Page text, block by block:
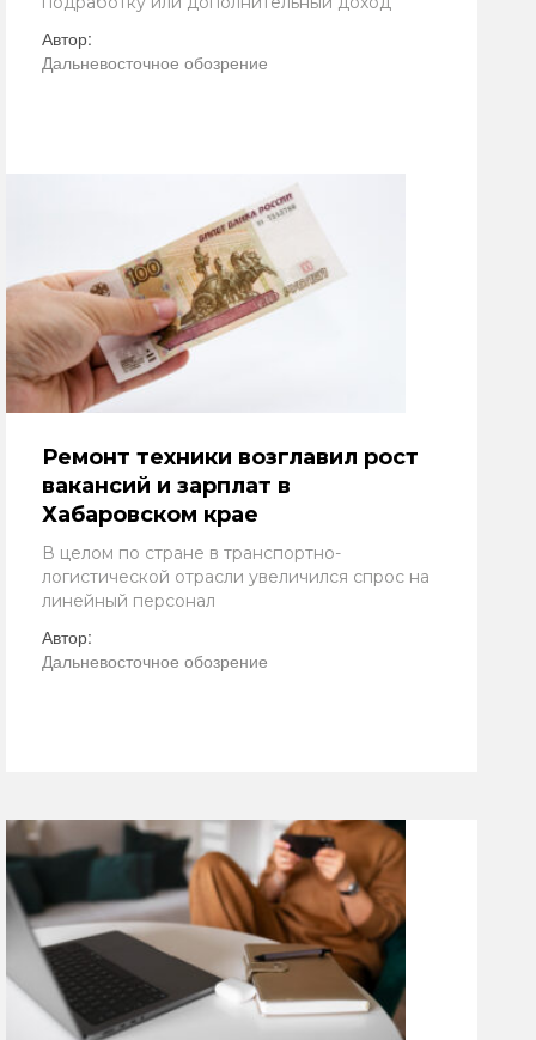
Автор:
Дальневосточное обозрение
Ремонт техники возглавил рост
вакансий и зарплат в
Хабаровском крае
В целом по стране в транспортно-
логистической отрасли увеличился спрос на
линейный персонал
Автор:
Дальневосточное обозрение